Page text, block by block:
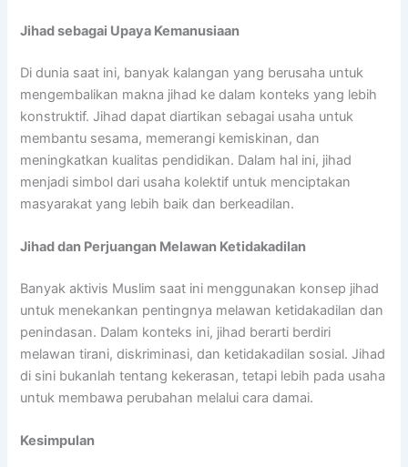
Jihad sebagai Upaya Kemanusiaan
Di dunia saat ini, banyak kalangan yang berusaha untuk
mengembalikan makna jihad ke dalam konteks yang lebih
konstruktif. Jihad dapat diartikan sebagai usaha untuk
membantu sesama, memerangi kemiskinan, dan
meningkatkan kualitas pendidikan. Dalam hal ini, jihad
menjadi simbol dari usaha kolektif untuk menciptakan
masyarakat yang lebih baik dan berkeadilan.
Jihad dan Perjuangan Melawan Ketidakadilan
Banyak aktivis Muslim saat ini menggunakan konsep jihad
untuk menekankan pentingnya melawan ketidakadilan dan
penindasan. Dalam konteks ini, jihad berarti berdiri
melawan tirani, diskriminasi, dan ketidakadilan sosial. Jihad
di sini bukanlah tentang kekerasan, tetapi lebih pada usaha
untuk membawa perubahan melalui cara damai.
Kesimpulan